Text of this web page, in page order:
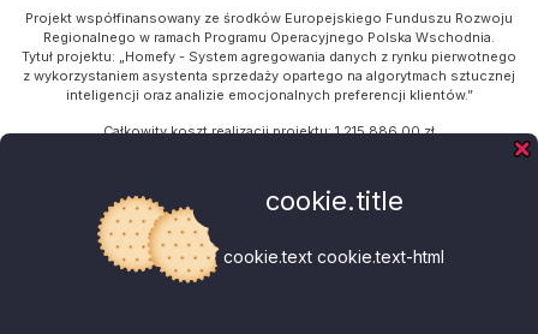
Projekt współfinansowany ze środków Europejskiego Funduszu Rozwoju
Regionalnego w ramach Programu Operacyjnego Polska Wschodnia.
Tytuł projektu: „Homefy - System agregowania danych z rynku pierwotnego
z wykorzystaniem asystenta sprzedaży opartego na algorytmach sztucznej
inteligencji oraz analizie emocjonalnych preferencji klientów.”
Całkowity koszt realizacji projektu: 1 215 886,00 zł
Program Operacyjny: Polska Wschodnia
Oś Priorytetowa I: Przedsiębiorcza Polska Wschodnia
Działanie: 1.1 Platformy startowe dla nowych pomysłów
Poddziałanie: 1.1.2 Rozwój start-upów w Polsce Wschodniej
default.footer-eu-info-4
cookie.title
cookie.text cookie.text-html